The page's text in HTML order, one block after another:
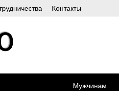
Контакты
Мужчинам